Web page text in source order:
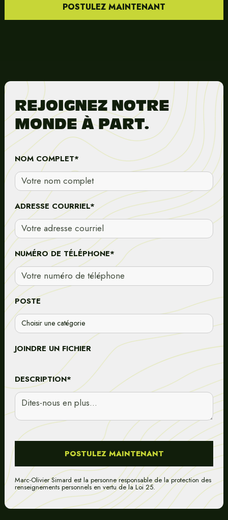
POSTULEZ MAINTENANT
REJOIGNEZ NOTRE
MONDE À PART.
NOM COMPLET*
ADRESSE COURRIEL*
NUMÉRO DE TÉLÉPHONE*
POSTE
JOINDRE UN FICHIER
DESCRIPTION*
Marc-Olivier Simard est la personne responsable de la protection des
renseignements personnels en vertu de la Loi 25.